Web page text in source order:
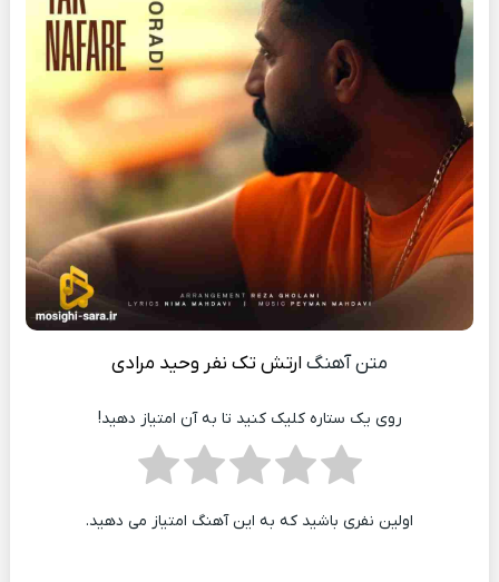
متن آهنگ ارتش تک نفر وحید مرادی
روی یک ستاره کلیک کنید تا به آن امتیاز دهید!
اولین نفری باشید که به این آهنگ امتیاز می دهید.